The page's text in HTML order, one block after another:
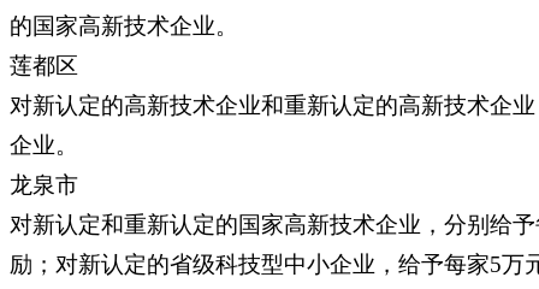
的国家高新技术企业。
莲都区
对新认定的高新技术企业和重新认定的高新技术企
企业。
龙泉市
对新认定和重新认定的国家高新技术企业，分别给
励；对新认定的省级科技型中小企业，给予每家5万